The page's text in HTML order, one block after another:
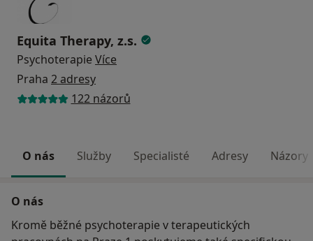
Equita Therapy, z.s.
Psychoterapie Více
Praha 2 adresy
122 názorů
O nás Služby Specialisté Adresy Názory
O nás
Kromě běžné psychoterapie v terapeutických